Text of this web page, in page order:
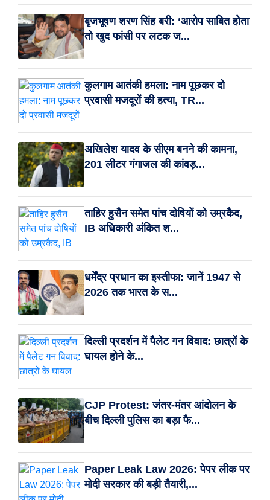
बृजभूषण शरण सिंह बरी: ‘आरोप साबित होता
तो खुद फांसी पर लटक ज...
कुलगाम आतंकी हमला: नाम पूछकर दो
प्रवासी मजदूरों की हत्या, TR...
अखिलेश यादव के सीएम बनने की कामना,
201 लीटर गंगाजल की कांवड़...
ताहिर हुसैन समेत पांच दोषियों को उम्रकैद,
IB अधिकारी अंकित श...
धर्मेंद्र प्रधान का इस्तीफा: जानें 1947 से
2026 तक भारत के स...
दिल्ली प्रदर्शन में पैलेट गन विवाद: छात्रों के
घायल होने के...
CJP Protest: जंतर-मंतर आंदोलन के
बीच दिल्ली पुलिस का बड़ा फै...
Paper Leak Law 2026: पेपर लीक पर
मोदी सरकार की बड़ी तैयारी,...